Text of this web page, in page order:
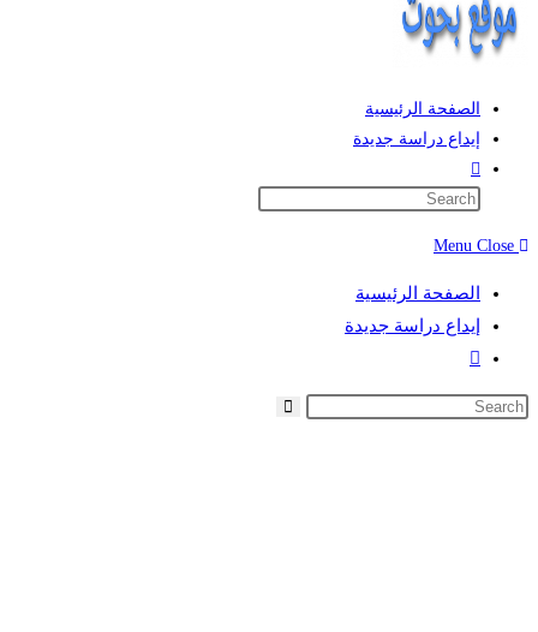
الصفحة الرئيسية
إيداع دراسة جديدة
Toggle
website
Menu Close
الصفحة الرئيسية
إيداع دراسة جديدة
Toggle
search